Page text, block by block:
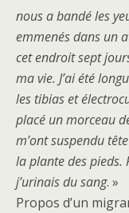
nous a bandé les
emmenés dans un
cet endroit sept
ma vie. J’ai été
les tibias et
placé un morceau
m’ont suspendu
la plante des pieds.
j’urinais du sang. »
Propos d’un